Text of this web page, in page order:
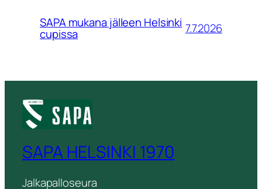
SAPA mukana jälleen Helsinki
cupissa 7.7.2026
SAPA HELSINKI 1970
Jalkapalloseura